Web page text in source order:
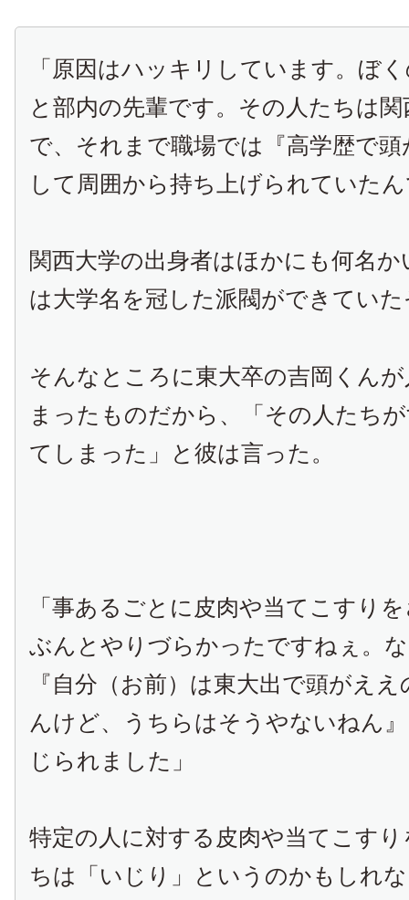
「原因はハッキリしています。ぼ
と部内の先輩です。その人たちは
で、それまで職場では『高学歴で
して周囲から持ち上げられていた
関西大学の出身者はほかにも何名
は大学名を冠した派閥ができてい
そんなところに東大卒の吉岡くん
まったものだから、「その人たち
てしまった」と彼は言った。
「事あるごとに皮肉や当てこすり
ぶんとやりづらかったですねぇ。
『自分（お前）は東大出で頭がえ
んけど、うちらはそうやないねん
じられました」
特定の人に対する皮肉や当てこす
ちは「いじり」というのかもしれ